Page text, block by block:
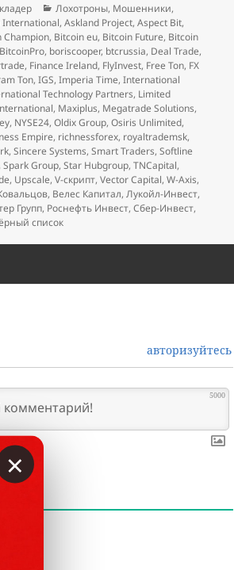
Рубрики
Лохотроны, Мошенники,
International,Askland Project,Aspect Bit,
Champion, Bitcoin eu, Bitcoin Future, Bitcoin
BitcoinPro, boriscooper, btcrussia, Deal Trade,
, Finance Ireland, FlyInvest, Free Ton, FX
Ton,IGS,Imperia Time,International
Technology Partners, Limited
, Maxiplus, Megatrade Solutions,
, NYSE24,Oldix Group,Osiris Unlimited,
Empire, richnessforex, royaltrademsk,
,Sincere Systems,Smart Traders,Softline
,Spark Group,Star Hubgroup,TNCapital,
, Upscale,V-скрипт,Vector Capital,W-Axis,
, Велес Капитал,Лукойл-Инвест,
Групп, Роснефть Инвест,Сбер-Инвест,
список
авторизуйтесь
5000
×